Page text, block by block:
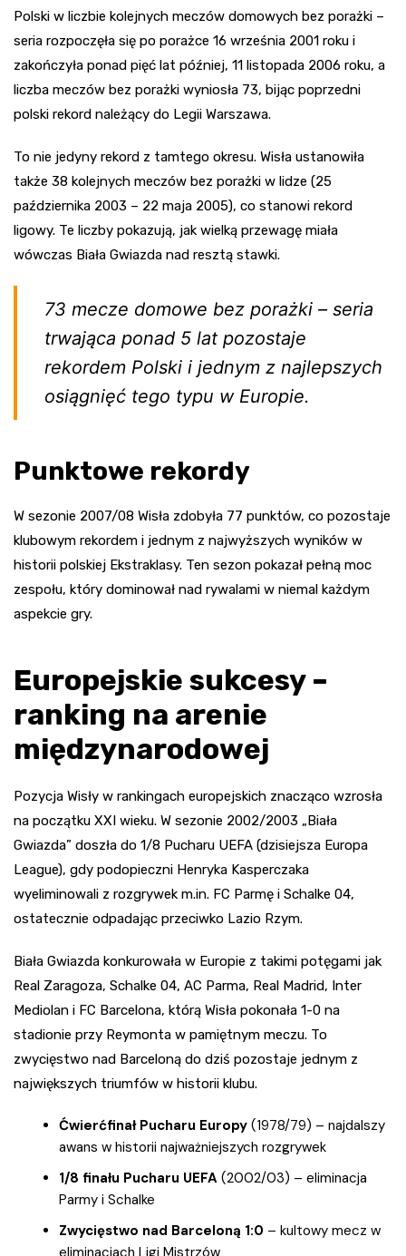
Polski w liczbie kolejnych meczów domowych bez porażki –
seria rozpoczęła się po porażce 16 września 2001 roku i
zakończyła ponad pięć lat później, 11 listopada 2006 roku, a
liczba meczów bez porażki wyniosła 73, bijąc poprzedni
polski rekord należący do Legii Warszawa.
To nie jedyny rekord z tamtego okresu. Wisła ustanowiła
także 38 kolejnych meczów bez porażki w lidze (25
października 2003 – 22 maja 2005), co stanowi rekord
ligowy. Te liczby pokazują, jak wielką przewagę miała
wówczas Biała Gwiazda nad resztą stawki.
73 mecze domowe bez porażki – seria
trwająca ponad 5 lat pozostaje
rekordem Polski i jednym z najlepszych
osiągnięć tego typu w Europie.
Punktowe rekordy
W sezonie 2007/08 Wisła zdobyła 77 punktów, co pozostaje
klubowym rekordem i jednym z najwyższych wyników w
historii polskiej Ekstraklasy. Ten sezon pokazał pełną moc
zespołu, który dominował nad rywalami w niemal każdym
aspekcie gry.
Europejskie sukcesy –
ranking na arenie
międzynarodowej
Pozycja Wisły w rankingach europejskich znacząco wzrosła
na początku XXI wieku. W sezonie 2002/2003 „Biała
Gwiazda” doszła do 1/8 Pucharu UEFA (dzisiejsza Europa
League), gdy podopieczni Henryka Kasperczaka
wyeliminowali z rozgrywek m.in. FC Parmę i Schalke 04,
ostatecznie odpadając przeciwko Lazio Rzym.
Biała Gwiazda konkurowała w Europie z takimi potęgami jak
Real Zaragoza, Schalke 04, AC Parma, Real Madrid, Inter
Mediolan i FC Barcelona, którą Wisła pokonała 1-0 na
stadionie przy Reymonta w pamiętnym meczu. To
zwycięstwo nad Barceloną do dziś pozostaje jednym z
największych triumfów w historii klubu.
Ćwierćfinał Pucharu Europy (1978/79) – najdalszy
awans w historii najważniejszych rozgrywek
1/8 finału Pucharu UEFA (2002/03) – eliminacja
Parmy i Schalke
Zwycięstwo nad Barceloną 1:0 – kultowy mecz w